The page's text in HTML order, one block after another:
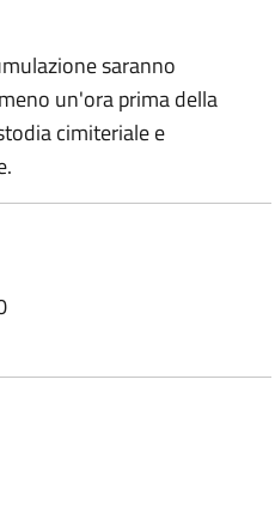
saranno
un'ora prima della
cimiteriale e